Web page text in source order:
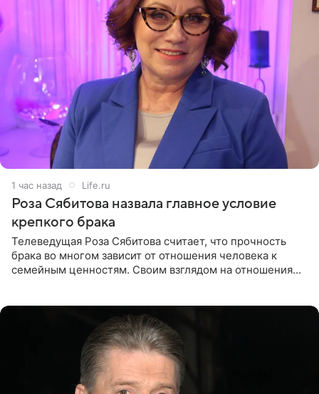
1 час назад Life.ru
Роза Сябитова назвала главное условие
крепкого брака
Телеведущая Роза Сябитова считает, что прочность
брака во многом зависит от отношения человека к
семейным ценностям. Своим взглядом на отношения